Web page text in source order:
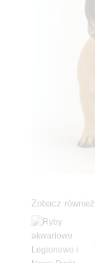
Zobacz również